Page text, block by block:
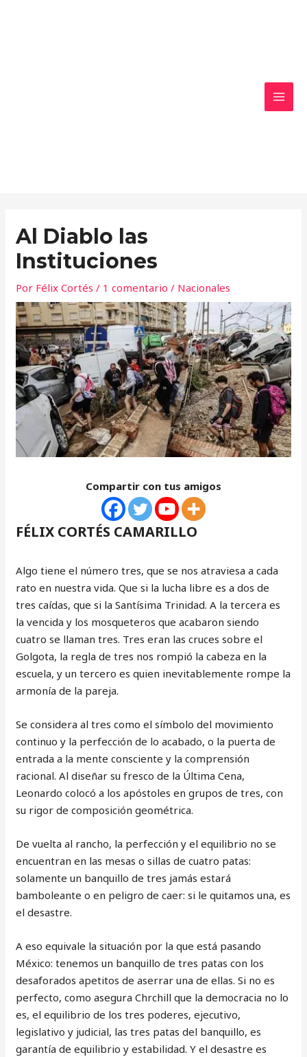
Al Diablo las
Instituciones
Por Félix Cortés/ 1 comentario / Nacionales
Compartir con tus amigos
FÉLIX CORTÉS CAMARILLO
Algo tiene el número tres, que se nos atraviesa a cada
rato en nuestra vida. Que si la lucha libre es a dos de
tres caídas, que si la Santísima Trinidad. A la tercera es
la vencida y los mosqueteros que acabaron siendo
cuatro se llaman tres. Tres eran las cruces sobre el
Golgota, la regla de tres nos rompió la cabeza en la
escuela, y un tercero es quien inevitablemente rompe la
armonía de la pareja.
Se considera al tres como el símbolo del movimiento
continuo y la perfección de lo acabado, o la puerta de
entrada a la mente consciente y la comprensión
racional. Al diseñar su fresco de la Última Cena,
Leonardo colocó a los apóstoles en grupos de tres, con
su rigor de composición geométrica.
De vuelta al rancho, la perfección y el equilibrio no se
encuentran en las mesas o sillas de cuatro patas:
solamente un banquillo de tres jamás estará
bamboleante o en peligro de caer: si le quitamos una, es
el desastre.
A eso equivale la situación por la que está pasando
México: tenemos un banquillo de tres patas con los
desaforados apetitos de aserrar una de ellas. Si no es
perfecto, como asegura Chrchill que la democracia no lo
es, el equilibrio de los tres poderes, ejecutivo,
legislativo y judicial, las tres patas del banquillo, es
garantía de equilibrio y estabilidad. Y el desastre es